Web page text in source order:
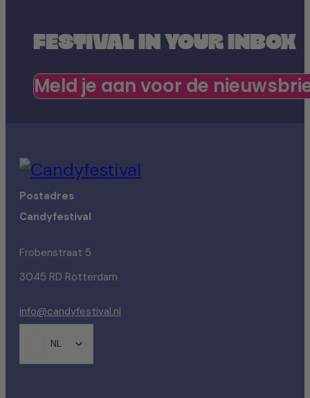
FESTIVAL IN YOUR INBOX
Meld je aan voor de
Postadres
Candyfestival
Frobenstraat 5
3045 RD Rotterdam
info@candyfestival.nl
NL